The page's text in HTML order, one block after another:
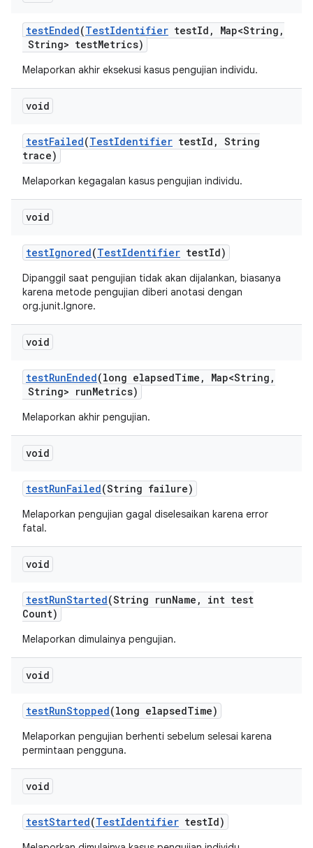
testEnded(TestIdentifier testId , Map<String ,
String> testMetrics)
Melaporkan akhir eksekusi kasus pengujian individu.
void
testFailed(TestIdentifier testId , String
trace)
Melaporkan kegagalan kasus pengujian individu.
void
testIgnored(TestIdentifier testId)
Dipanggil saat pengujian tidak akan dijalankan, biasanya
karena metode pengujian diberi anotasi dengan
org.junit.Ignore.
void
testRunEnded(long elapsedTime , Map<String ,
String> runMetrics)
Melaporkan akhir pengujian.
void
testRunFailed(String failure)
Melaporkan pengujian gagal diselesaikan karena error
fatal.
void
testRunStarted(String runName ,
int test
Count)
Melaporkan dimulainya pengujian.
void
testRunStopped(long elapsedTime)
Melaporkan pengujian berhenti sebelum selesai karena
permintaan pengguna.
void
testStarted(TestIdentifier testId)